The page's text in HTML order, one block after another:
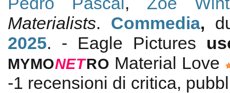
Materialists. Commedia,
2025. - Eagle Pictures
MYMONETRO Material Love
-1 recensioni di critica,